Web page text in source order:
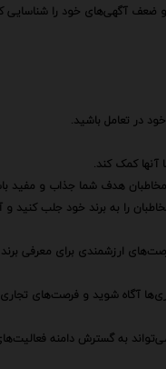
و ضعف آگهی‌های خود را
در تعامل باشید.
آنها کمک کند.
هدف شما جذاب و مفید
را به برند خود جلب کنید و
ارزشمندی برای معرفی
آگاه شوید و فرصت‌های
به گسترش دامنه